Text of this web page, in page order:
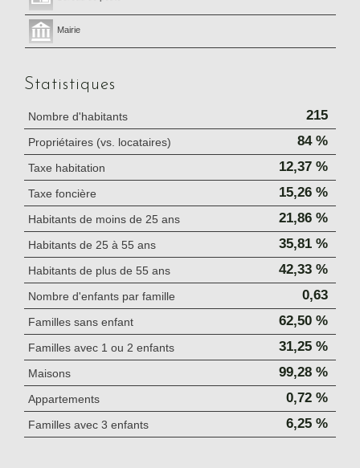
Mairie
Statistiques
Nombre d'habitants 215
Propriétaires (vs. locataires) 84 %
Taxe habitation 12,37 %
Taxe foncière 15,26 %
Habitants de moins de 25 ans 21,86 %
Habitants de 25 à 55 ans 35,81 %
Habitants de plus de 55 ans 42,33 %
Nombre d'enfants par famille 0,63
Familles sans enfant 62,50 %
Familles avec 1 ou 2 enfants 31,25 %
Maisons 99,28 %
Appartements 0,72 %
Familles avec 3 enfants 6,25 %